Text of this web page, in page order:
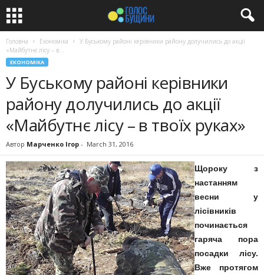
Головна Економіка
У Буському районі керівники району долучились до акції
«Майбутнє лісу – в...
ЕКОНОМІКА
У Буському районі керівники
району долучились до акції
«Майбутнє лісу – в твоїх руках»
Автор Марченко Ігор - March 31, 2016
Щороку з
настанням
весни у
лісівників
починається
гаряча пора
посадки лісу.
Вже протягом